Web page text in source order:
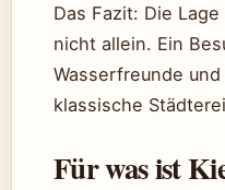
Das Fazit: Die
nicht allein. Ein
Wasserfreunde
klassische
Für was ist